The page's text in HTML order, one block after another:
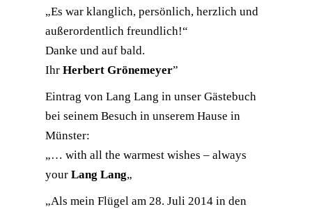
„Es war klanglich, persönlich, herzlich und
außerordentlich freundlich!“
Danke und auf bald.
Ihr Herbert Grönemeyer”
Eintrag von Lang Lang in unser Gästebuch
bei seinem Besuch in unserem Hause in
Münster:
„… with all the warmest wishes – always
your Lang Lang„
„Als mein Flügel am 28. Juli 2014 in den